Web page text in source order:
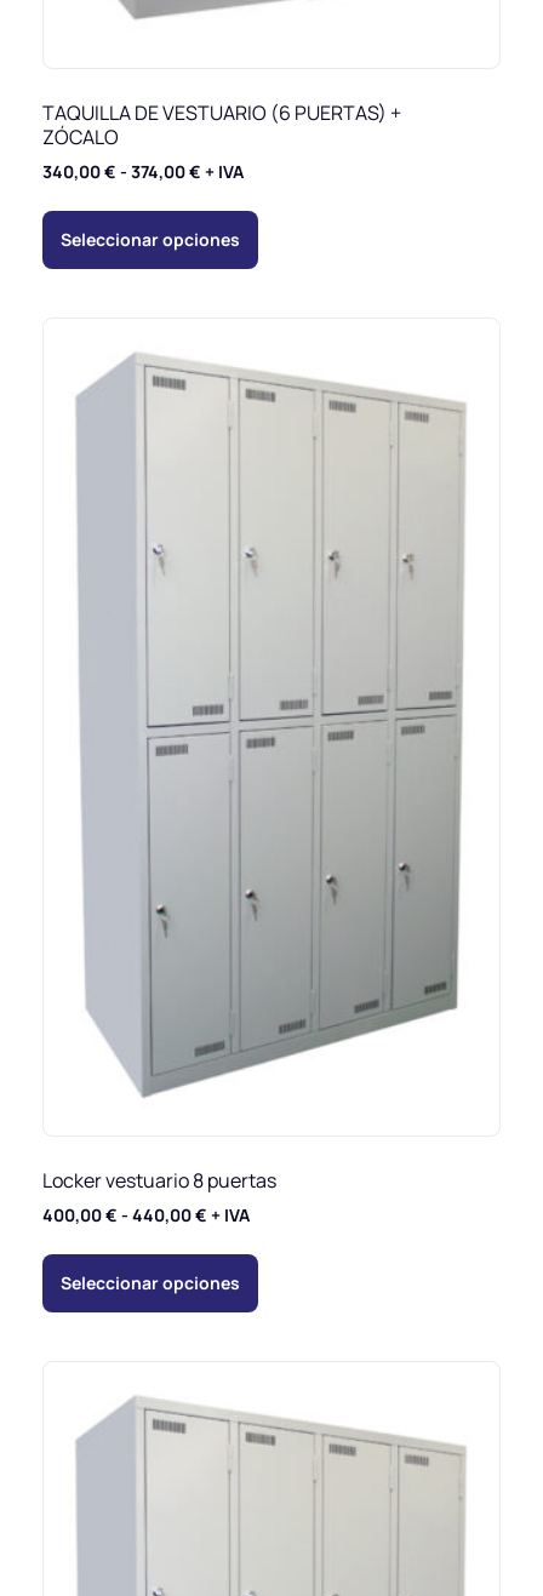
TAQUILLA DE VESTUARIO (6 PUERTAS) +
ZÓCALO
340,00€ - 374,00€ + IVA
Seleccionar opciones
Locker vestuario 8 puertas
400,00€ - 440,00€ + IVA
Seleccionar opciones